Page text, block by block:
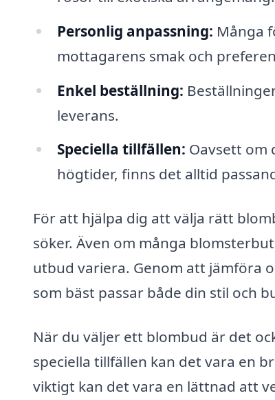
Personlig anpassning: Många
mottagarens smak och
Enkel beställning:
leverans.
Speciella tillfällen: Oavsett om
högtider, finns det alltid
För att hjälpa dig att välja rätt
söker. Även om många
utbud variera. Genom att jämföra
som bäst passar både din stil och
När du väljer ett blombud är det
speciella tillfällen kan det vara en
viktigt kan det vara en lättnad att